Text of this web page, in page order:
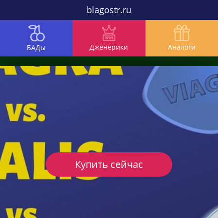
blagostr.ru
БАДы Дженерики Аналоги
Купить сейчас